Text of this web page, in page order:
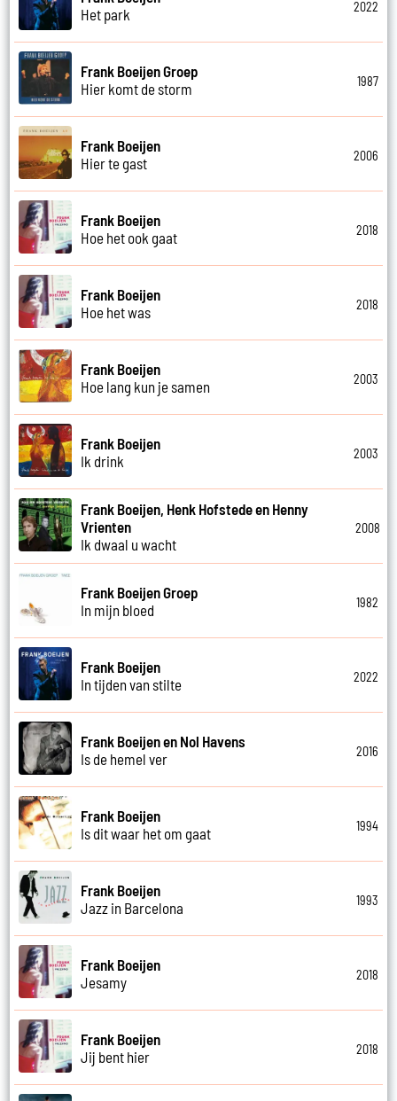
Het park
2022
Frank Boeijen Groep
Hier komt de storm
1987
Frank Boeijen
Hier te gast
2006
Frank Boeijen
Hoe het ook gaat
2018
Frank Boeijen
Hoe het was
2018
Frank Boeijen
Hoe lang kun je samen
2003
Frank Boeijen
Ik drink
2003
Frank Boeijen, Henk Hofstede en Henny
Vrienten
Ik dwaal u wacht
2008
Frank Boeijen Groep
In mijn bloed
1982
Frank Boeijen
In tijden van stilte
2022
Frank Boeijen en Nol Havens
Is de hemel ver
2016
Frank Boeijen
Is dit waar het om gaat
1994
Frank Boeijen
Jazz in Barcelona
1993
Frank Boeijen
Jesamy
2018
Frank Boeijen
Jij bent hier
2018